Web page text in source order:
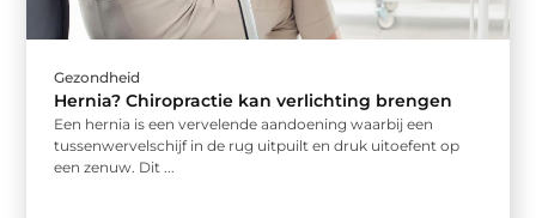
Gezondheid
Hernia? Chiropractie kan verlichting brengen
Een hernia is een vervelende aandoening waarbij een
tussenwervelschijf in de rug uitpuilt en druk uitoefent op
een zenuw. Dit ...